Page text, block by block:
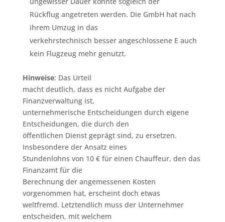
Rückflug angetreten werden. Die GmbH hat nach
ihrem Umzug in das
verkehrstechnisch besser angeschlossene E auch
kein Flugzeug mehr genutzt.
Hinweise: Das Urteil
macht deutlich, dass es nicht Aufgabe der
Finanzverwaltung ist,
unternehmerische Entscheidungen durch eigene
Entscheidungen, die durch den
öffentlichen Dienst geprägt sind, zu ersetzen.
Insbesondere der Ansatz eines
Stundenlohns von 10 € für einen Chauffeur, den das
Finanzamt für die
Berechnung der angemessenen Kosten
vorgenommen hat, erscheint doch etwas
weltfremd. Letztendlich muss der Unternehmer
entscheiden, mit welchem